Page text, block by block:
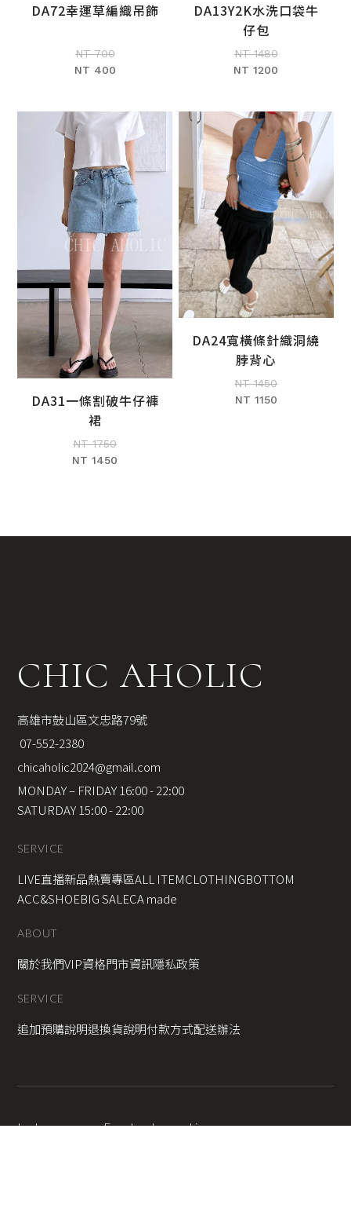
加入購物車
DA72幸運草編織吊飾
NT 700
NT 400
加入購物車
DA13Y2K水洗口袋牛
仔包
NT 1480
NT 1200
加入購物車
DA31一條割破牛仔褲
裙
NT 1750
NT 1450
加入購物車
DA24寬橫條針織洞繞
脖背心
NT 1450
NT 1150
CHIC AHOLIC
高雄市鼓山區文忠路79號
07-552-2380
chicaholic2024@gmail.com
MONDAY – FRIDAY 16:00 - 22:00
SATURDAY 15:00 - 22:00
SERVICE
LIVE直播新品熱賣專區ALL ITEMCLOTHINGBOTTOM
ACC&SHOEBIG SALECA made
ABOUT
關於我們VIP資格門市資訊隱私政策
SERVICE
追加預購說明退換貨說明付款方式配送辦法
Instagram Facebook Line